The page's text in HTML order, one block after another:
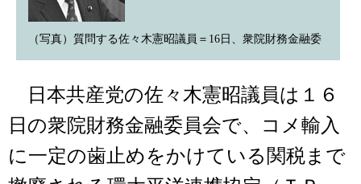
（写真）質問する佐々木憲昭議員＝16日、衆院財務金融委
日本共産党の佐々木憲昭議員は１６
日の衆院財務金融委員会で、コメ輸入
に一定の歯止めをかけている関税まで